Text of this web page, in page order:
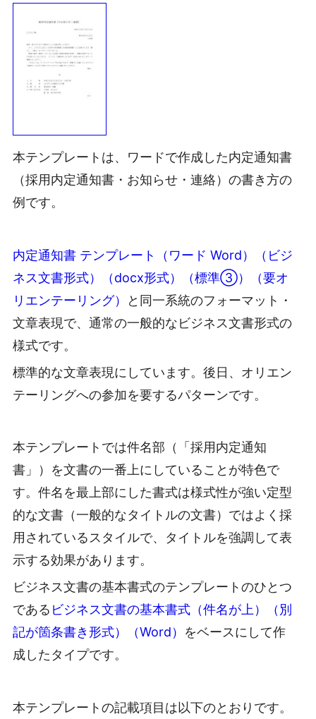
本テンプレートは、ワードで作成した内定通知書
（採用内定通知書・お知らせ・連絡）の書き方の
例です。
内定通知書 テンプレート（ワード Word）（ビジ
ネス文書形式）（docx形式）（標準③）（要オ
リエンテーリング）
と同一系統のフォーマット・
文章表現で、通常の一般的なビジネス文書形式の
様式です。
標準的な文章表現にしています。後日、オリエン
テーリングへの参加を要するパターンです。
本テンプレートでは件名部（「採用内定通知
書」）を文書の一番上にしていることが特色で
す。件名を最上部にした書式は様式性が強い定型
的な文書（一般的なタイトルの文書）ではよく採
用されているスタイルで、タイトルを強調して表
示する効果があります。
ビジネス文書の基本書式のテンプレートのひとつ
である ビジネス文書の基本書式（件名が上）（別
記が箇条書き形式）（Word） をベースにして作
成したタイプです。
本テンプレートの記載項目は以下のとおりです。